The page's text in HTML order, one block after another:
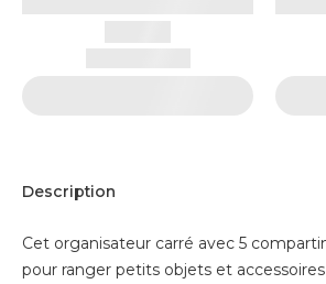
Description
Cet organisateur carré avec 5
pour ranger petits objets et